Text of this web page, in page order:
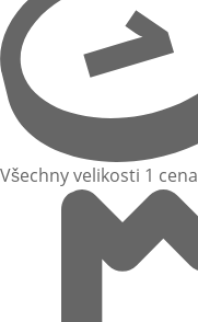
Všechny velikosti 1 cena